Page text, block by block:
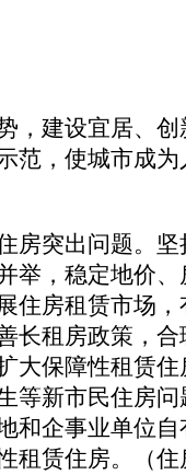
建设宜居、创
范，使城市成
突出问题。坚
举，稳定地价
住房租赁市场
长租房政策，
大保障性租赁
等新市民住房
和企事业单位
租赁住房。（